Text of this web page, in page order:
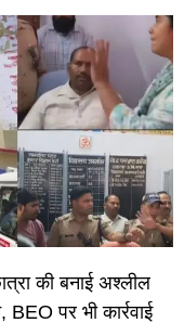
की बनाई अश्लील
BEO पर भी कार्रवाई